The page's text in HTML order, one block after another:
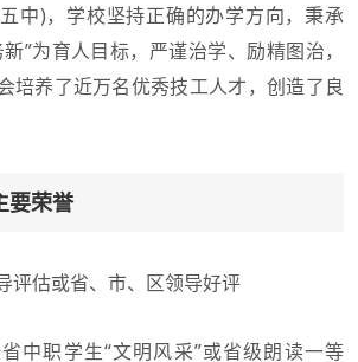
中)，学校坚持正确的办学方向，秉承
”为育人目标，严谨治学、励精图治，
培养了近万名优秀技工人才，创造了良
要荣誉
评估或省、市、区领导好评
职学生“文明风采”或省级朗读一等